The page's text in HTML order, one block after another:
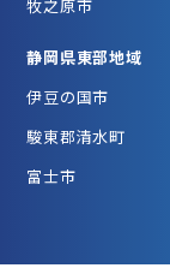
牧之原市
静岡県東部地域
伊豆の国市
駿東郡清水町
富士市